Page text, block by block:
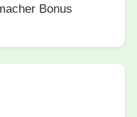
Bonus